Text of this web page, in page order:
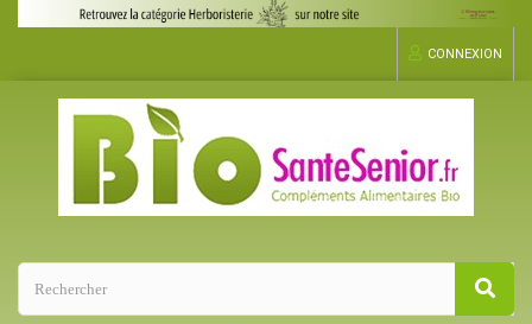
CONNEXION